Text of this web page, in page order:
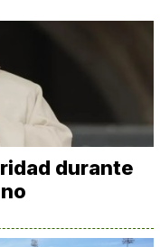
durante